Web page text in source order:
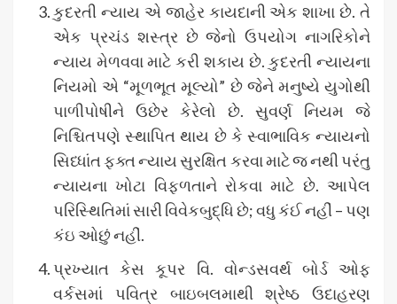
કુદરતી ન્યાય એ જાહેર કાયદાની એક શાખા છે. તે
એક પ્રચંડ શસ્ત્ર છે જેનો ઉપયોગ નાગરિકોને
ન્યાય મેળવવા માટે કરી શકાય છે. કુદરતી ન્યાયના
નિયમો એ “મૂળભૂત મૂલ્યો” છે જેને મનુષ્યે યુગોથી
પાળીપોષીને ઉછેર કેરેલો છે. સુવર્ણ નિયમ જે
નિશ્ચિતપણે સ્થાપિત થાય છે કે સ્વાભાવિક ન્યાયનો
સિધ્ધાંત ફક્ત ન્યાય સુરક્ષિત કરવા માટે જ નથી પરંતુ
ન્યાયના ખોટા વિફળતાને રોકવા માટે છે. આપેલ
પરિસ્થિતિમાં સારી વિવેકબુદ્ધિ છે; વધુ કંઈ નહીં – પણ
કંઇ ઓછું નહીં.
પ્રખ્યાત કેસ કૂપર વિ. વોન્ડસવર્થ બોર્ડ ઓફ
વર્કસમાં પવિત્ર બાઇબલમાથી શ્રેષ્ઠ ઉદાહરણ